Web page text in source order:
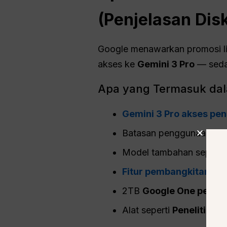
(Penjelasan
Google menawarkan promosi
akses ke Gemini 3 Pro —
Apa yang Termasuk
Gemini 3 Pro akses
Batasan penggunaan
Model tambahan seperti
Fitur pembangkitan
2TB Google One
Alat seperti Penelitian